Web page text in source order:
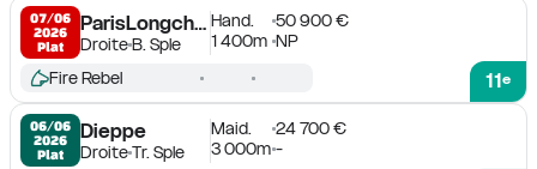
07/06
2026
Plat
ParisLongchamp
DroiteB. Sple
Hand.
50 900 €
1 400m NP
11e
Fire Rebel
06/06
2026
Plat
Dieppe
DroiteTr. Sple
Maid.
24 700 €
3 000m -